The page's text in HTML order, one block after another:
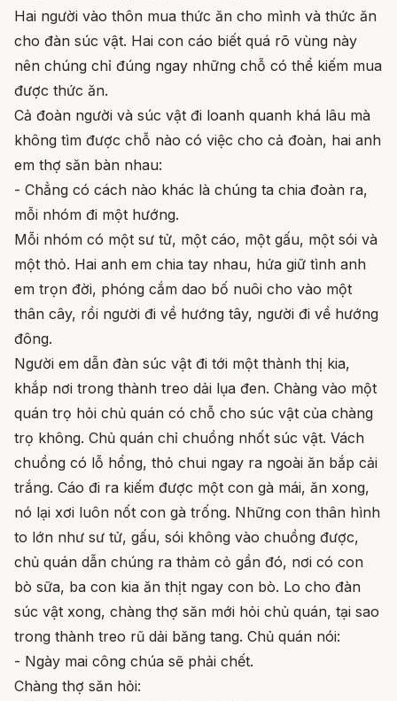
Hai người vào thôn mua thức ăn cho mình và thức ăn
cho đàn súc vật. Hai con cáo biết quá rõ vùng này
nên chúng chỉ đúng ngay những chỗ có thể kiếm mua
được thức ăn.
Cả đoàn người và súc vật đi loanh quanh khá lâu mà
không tìm được chỗ nào có việc cho cả đoàn, hai anh
em thợ săn bàn nhau:
- Chẳng có cách nào khác là chúng ta chia đoàn ra,
mỗi nhóm đi một hướng.
Mỗi nhóm có một sư tử, một cáo, một gấu, một sói và
một thỏ. Hai anh em chia tay nhau, hứa giữ tình anh
em trọn đời, phóng cắm dao bố nuôi cho vào một
thân cây, rồi người đi về hướng tây, người đi về hướng
đông.
Người em dẫn đàn súc vật đi tới một thành thị kia,
khắp nơi trong thành treo dải lụa đen. Chàng vào một
quán trọ hỏi chủ quán có chỗ cho súc vật của chàng
trọ không. Chủ quán chỉ chuồng nhốt súc vật. Vách
chuồng có lỗ hổng, thỏ chui ngay ra ngoài ăn bắp cải
trắng. Cáo đi ra kiếm được một con gà mái, ăn xong,
nó lại xơi luôn nốt con gà trống. Những con thân hình
to lớn như sư tử, gấu, sói không vào chuồng được,
chủ quán dẫn chúng ra thảm cỏ gần đó, nơi có con
bò sữa, ba con kia ăn thịt ngay con bò. Lo cho đàn
súc vật xong, chàng thợ săn mới hỏi chủ quán, tại sao
trong thành treo rũ dải băng tang. Chủ quán nói:
- Ngày mai công chúa sẽ phải chết.
Chàng thợ săn hỏi: